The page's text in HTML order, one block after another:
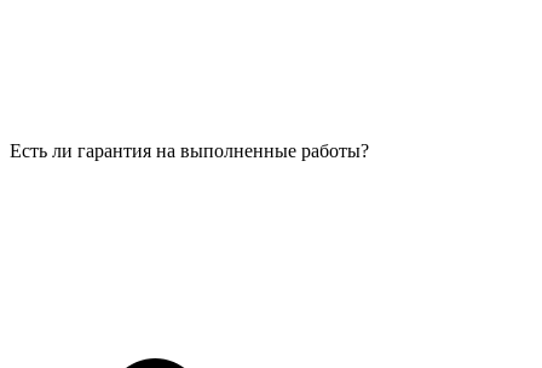
Есть ли гарантия на выполненные работы?